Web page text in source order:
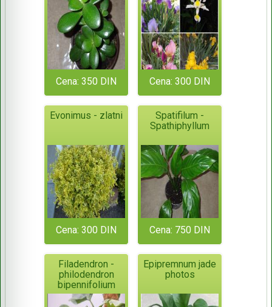
Cena: 350 DIN Cena: 300 DIN
Evonimus - zlatni
Cena: 300 DIN
Spatifilum -
Spathiphyllum
Cena: 750 DIN
Filadendron -
philodendron
bipennifolium
Epipremnum jade
photos